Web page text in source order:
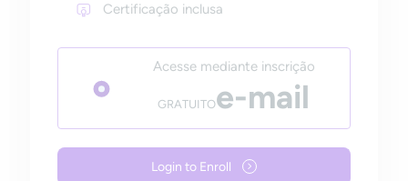
Certificação inclusa
Acesse mediante inscrição
GRATUITOe-mail
Login to Enroll